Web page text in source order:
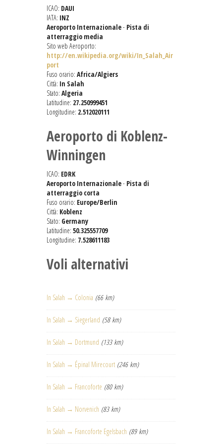
ICAO: DAUI
IATA: INZ
Aeroporto Internazionale- Pista di
atterraggio media
Sito web Aeroporto:
http://en.wikipedia.org/wiki/In_Salah_Air
port
Fuso orario: Africa/Algiers
Città: In Salah
Stato: Algeria
Latitudine: 27.250999451
Longitudine: 2.512020111
Aeroporto di Koblenz-
Winningen
ICAO: EDRK
Aeroporto Internazionale- Pista di
atterraggio corta
Fuso orario: Europe/Berlin
Città: Koblenz
Stato: Germany
Latitudine: 50.325557709
Longitudine: 7.528611183
Voli alternativi
In Salah → Colonia (66 km)
In Salah → Siegerland (58 km)
In Salah → Dortmund (133 km)
In Salah → Épinal Mirecourt (246 km)
In Salah → Francoforte (80 km)
In Salah → Norvenich (83 km)
In Salah → Francoforte Egelsbach (89 km)